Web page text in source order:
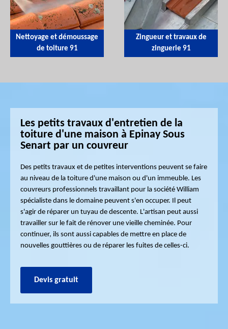
Nettoyage et démoussage
de toiture 91
Zingueur et travaux de
zinguerie 91
Les petits travaux d'entretien de la
toiture d'une maison à Epinay Sous
Senart par un couvreur
Des petits travaux et de petites interventions peuvent se faire
au niveau de la toiture d'une maison ou d'un immeuble. Les
couvreurs professionnels travaillant pour la société William
spécialiste dans le domaine peuvent s'en occuper. Il peut
s'agir de réparer un tuyau de descente. L'artisan peut aussi
travailler sur le fait de rénover une vieille cheminée. Pour
continuer, ils sont aussi capables de mettre en place de
nouvelles gouttières ou de réparer les fuites de celles-ci.
Devis gratuit